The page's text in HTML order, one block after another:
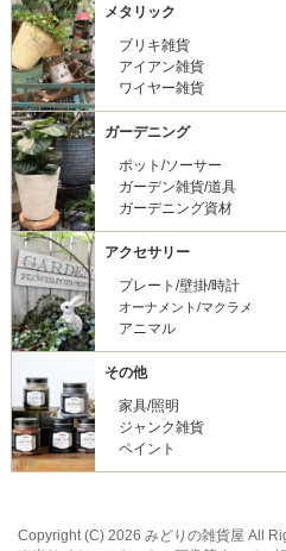
メタリック
ブリキ雑貨
アイアン雑貨
ワイヤー雑貨
ガーデニング
ポット/ソーサー
ガーデン雑貨/道具
ガーデニング資材
アクセサリー
プレート/壁掛/時計
オーナメント/マクラメ
アニマル
その他
家具/照明
ジャンク雑貨
ペイント
Copyright (C) 2026 みどりの雑貨屋 All